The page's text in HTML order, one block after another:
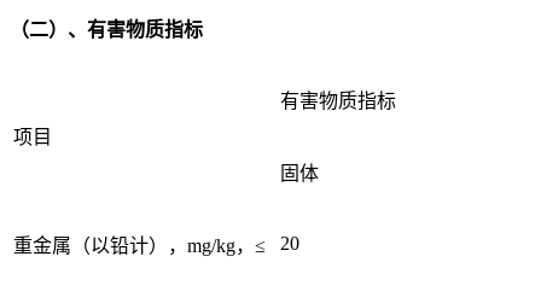
（二）、有害物质指标
项目
有害物质指标
固体
重金属（以铅计），mg/kg，≤ 20